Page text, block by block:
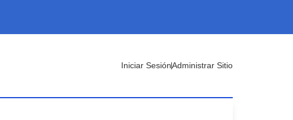
Iniciar SesiónAdministrar Sitio